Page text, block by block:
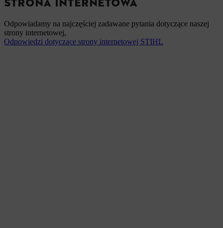
STRONA INTERNETOWA
Odpowiadamy na najczęściej zadawane pytania dotyczące naszej
strony internetowej,
Odpowiedzi dotyczące strony internetowej STIHL